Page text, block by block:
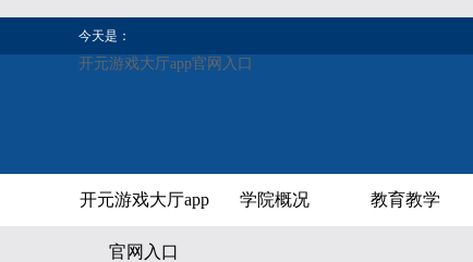
今天是：
开元游戏大厅app官网入口
开元游戏大厅app
官网入口
学院概况 教育教学